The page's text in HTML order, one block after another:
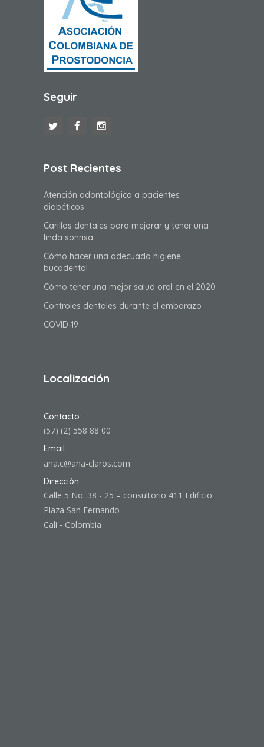
Seguir
Post Recientes
Atención odontológica a pacientes
diabéticos
Carillas dentales para mejorar y tener una
linda sonrisa
Cómo hacer una adecuada higiene
bucodental
Cómo tener una mejor salud oral en el 2020
Controles dentales durante el embarazo
COVID-19
Localización
Contacto:
(57) (2) 558 88 00
Email:
ana.c@ana-claros.com
Dirección:
Calle 5 No. 38 - 25 – consultorio 411 Edificio
Plaza San Fernando
Cali - Colombia